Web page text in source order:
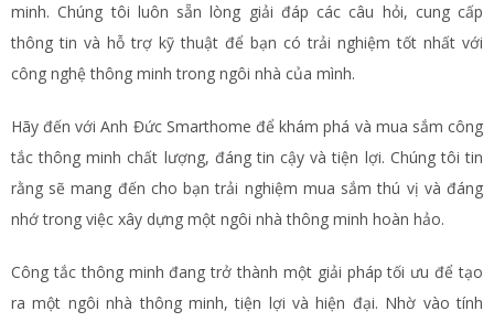
minh. Chúng tôi luôn sẵn lòng giải đáp các câu hỏi, cung cấp
thông tin và hỗ trợ kỹ thuật để bạn có trải nghiệm tốt nhất với
công nghệ thông minh trong ngôi nhà của mình.
Hãy đến với Anh Đức Smarthome để khám phá và mua sắm công
tắc thông minh chất lượng, đáng tin cậy và tiện lợi. Chúng tôi tin
rằng sẽ mang đến cho bạn trải nghiệm mua sắm thú vị và đáng
nhớ trong việc xây dựng một ngôi nhà thông minh hoàn hảo.
Công tắc thông minh đang trở thành một giải pháp tối ưu để tạo
ra một ngôi nhà thông minh, tiện lợi và hiện đại. Nhờ vào tính